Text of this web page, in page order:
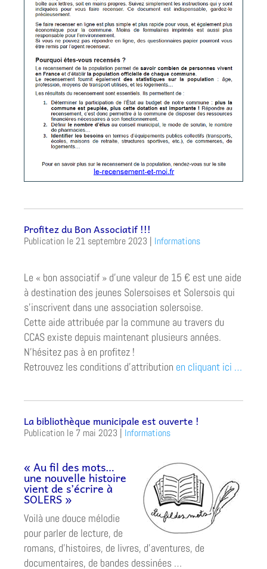
Profitez du Bon Associatif !!!
21 septembre 2023 | Informations
Le « bon associatif » d’une valeur de 15 € est une aide
à destination des jeunes Solersoises et Solersois qui
s’inscrivent dans une association solersoise.
Cette aide attribuée par la commune au travers du
CCAS existe depuis maintenant plusieurs années.
N’hésitez pas à en profitez !
Retrouvez les conditions d’attribution en cliquant ici …
La bibliothèque municipale est ouverte !
7 mai 2023 | Informations
« Au fil des mots…
une nouvelle histoire
vient de s’écrire à
SOLERS »
Voilà une douce mélodie
pour parler de lecture, de
romans, d’histoires, de livres, d’aventures, de
documentaires, de bandes dessinées …